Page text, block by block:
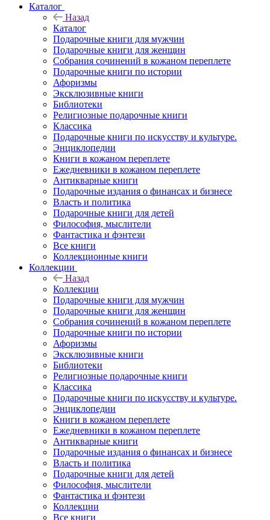
Каталог
Назад
Каталог
Подарочные книги для мужчин
Подарочные книги для женщин
Собрания сочинений в кожаном переплете
Подарочные книги по истории
Афоризмы
Эксклюзивные книги
Библиотеки
Религиозные подарочные книги
Классика
Подарочные книги по искусству и культуре.
Энциклопедии
Книги в кожаном переплете
Ежедневники в кожаном переплете
Антикварные книги
Подарочные издания о финансах и бизнесе
Власть и политика
Подарочные книги для детей
Философия, мыслители
Фантастика и фэнтези
Все книги
Коллекционные книги
Коллекции
Назад
Коллекции
Подарочные книги для мужчин
Подарочные книги для женщин
Собрания сочинений в кожаном переплете
Подарочные книги по истории
Афоризмы
Эксклюзивные книги
Библиотеки
Религиозные подарочные книги
Классика
Подарочные книги по искусству и культуре.
Энциклопедии
Книги в кожаном переплете
Ежедневники в кожаном переплете
Антикварные книги
Подарочные издания о финансах и бизнесе
Власть и политика
Подарочные книги для детей
Философия, мыслители
Фантастика и фэнтези
Коллекции
Все книги